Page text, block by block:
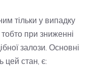
тільки у випадку
при зниженні
залози. Основні
стан, є: